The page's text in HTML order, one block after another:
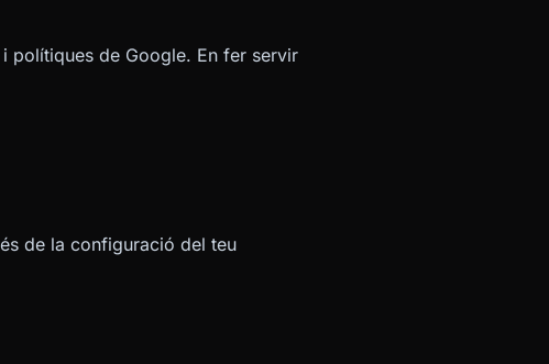
polítiques de Google. En fer servir
de la configuració del teu